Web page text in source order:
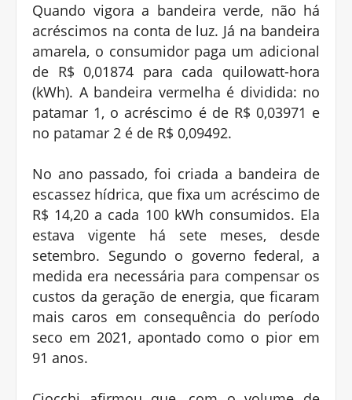
Quando vigora a bandeira verde, não há
acréscimos na conta de luz. Já na bandeira
amarela, o consumidor paga um adicional
de R$ 0,01874 para cada quilowatt-hora
(kWh). A bandeira vermelha é dividida: no
patamar 1, o acréscimo é de R$ 0,03971 e
no patamar 2 é de R$ 0,09492.
No ano passado, foi criada a bandeira de
escassez hídrica, que fixa um acréscimo de
R$ 14,20 a cada 100 kWh consumidos. Ela
estava vigente há sete meses, desde
setembro. Segundo o governo federal, a
medida era necessária para compensar os
custos da geração de energia, que ficaram
mais caros em consequência do período
seco em 2021, apontado como o pior em
91 anos.